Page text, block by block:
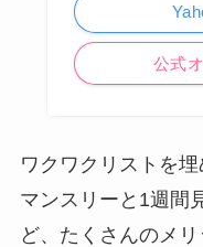
公式
ワクワクリストを
マンスリーと1週間
ど、たくさんのメ